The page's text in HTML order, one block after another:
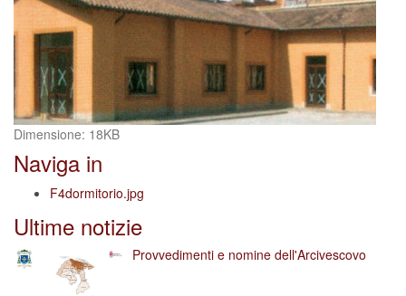
Clicca
per
vedere
l'immagine
dimensioni
Dimensione: 18KB
Naviga in
F4dormitorio.jpg
Ultime notizie
Provvedimenti e nomine dell'Arcivescovo